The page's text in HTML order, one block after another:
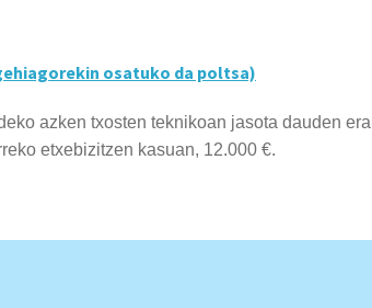
osatuko da poltsa)
azken txosten teknikoan jasota dauden
etxebizitzen kasuan, 12.000 €.